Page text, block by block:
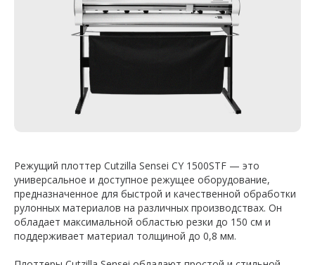
Режущий плоттер Cutzilla Sensei CY 1500STF — это
универсальное и доступное режущее оборудование,
предназначенное для быстрой и качественной обработки
рулонных материалов на различных производствах. Он
обладает максимальной областью резки до 150 см и
поддерживает материал толщиной до 0,8 мм.